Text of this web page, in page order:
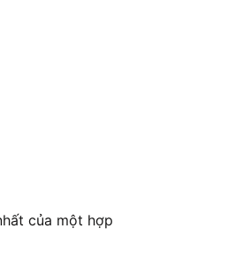
của một hợp